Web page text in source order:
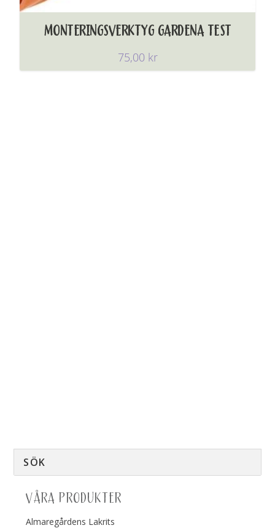
MONTERINGSVERKTYG GARDENA TEST
75,00 kr
VÅRA PRODUKTER
Almaregårdens Lakrits